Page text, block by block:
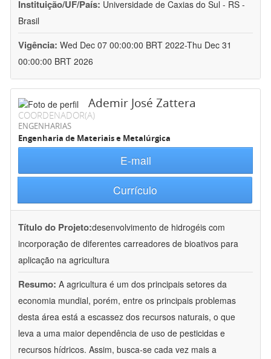
Instituição/UF/País: Universidade de Caxias do Sul - RS -
Brasil
Vigência: Wed Dec 07 00:00:00 BRT 2022-Thu Dec 31
00:00:00 BRT 2026
Ademir José Zattera
COORDENADOR(A)
ENGENHARIAS
Engenharia de Materiais e Metalúrgica
E-mail
Currículo
Título do Projeto:desenvolvimento de hidrogéis com
incorporação de diferentes carreadores de bioativos para
aplicação na agricultura
Resumo: A agricultura é um dos principais setores da
economia mundial, porém, entre os principais problemas
desta área está a escassez dos recursos naturais, o que
leva a uma maior dependência de uso de pesticidas e
recursos hídricos. Assim, busca-se cada vez mais a